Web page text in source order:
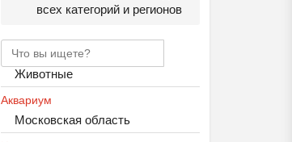
всех категорий и регионов
Животные
Аквариум
Московская область